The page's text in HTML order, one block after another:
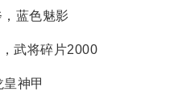
蓝色魅影
武将碎片2000
神甲